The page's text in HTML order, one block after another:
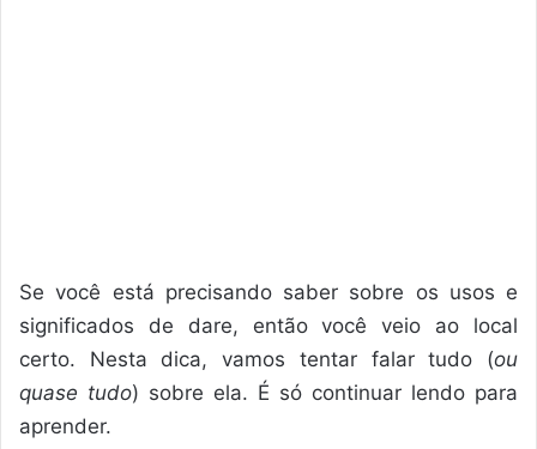
Se você está precisando saber sobre os usos e
significados de dare, então você veio ao local
certo. Nesta dica, vamos tentar falar tudo (ou
quase tudo) sobre ela. É só continuar lendo para
aprender.